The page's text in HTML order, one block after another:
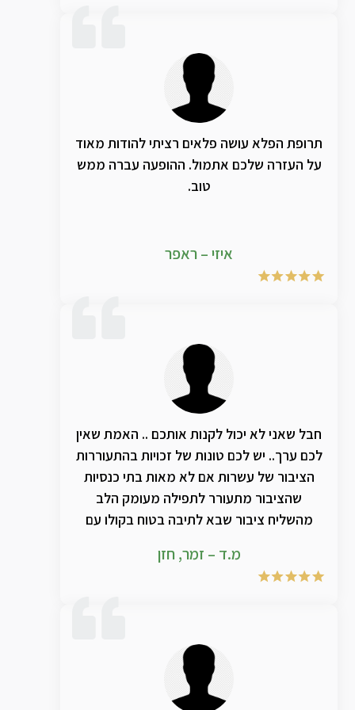
תרופת הפלא עושה פלאים רציתי להודות מאוד
על העזרה שלכם אתמול. ההופעה עברה ממש
טוב.
איזי – ראפר
חבל שאני לא יכול לקנות אותכם .. האמת שאין
לכם ערך.. יש לכם טונות של זכויות בהתעוררות
הציבור של עשרות אם לא מאות בתי כנסיות
שהציבור מתעורר לתפילה מעומק הלב
מהשליח ציבור שבא לתיבה בטוח בקולו עם
בחכמה ובמוצרים המדהימים והמפתיעים כל
פעם מחדש .. אין לי מילים לתאר כל שנה מחדש
ושוב תודה לקב"ה ששמכם בעולמינו ❤️
מ.ד – זמר, חזן